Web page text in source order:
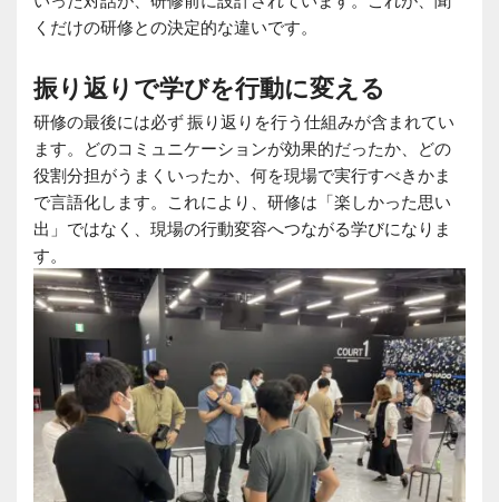
くだけの研修との決定的な違いです。
振り返りで学びを行動に変える
研修の最後には必ず 振り返りを行う仕組みが含まれてい
ます。どのコミュニケーションが効果的だったか、どの
役割分担がうまくいったか、何を現場で実行すべきかま
で言語化します。これにより、研修は「楽しかった思い
出」ではなく、現場の行動変容へつながる学びになりま
す。